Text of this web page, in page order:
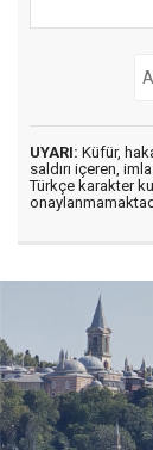
UYARI: Küfür,
saldırı içeren,
Türkçe karakter